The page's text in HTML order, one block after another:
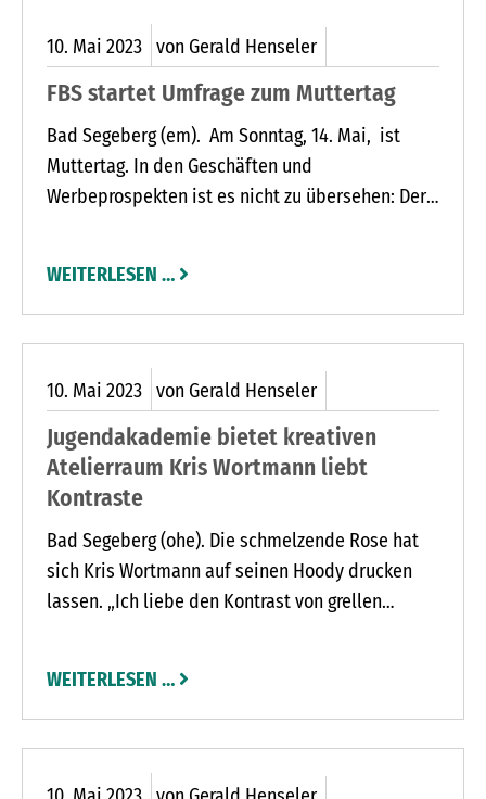
10. Mai 2023 von Gerald Henseler
FBS startet Umfrage zum Muttertag
Bad Segeberg (em). Am Sonntag, 14. Mai, ist
Muttertag. In den Geschäften und
Werbeprospekten ist es nicht zu übersehen: Der
WEITERLESEN …
10. Mai 2023 von Gerald Henseler
Jugendakademie bietet kreativen
Atelierraum Kris Wortmann liebt
Kontraste
Bad Segeberg (ohe). Die schmelzende Rose hat
sich Kris Wortmann auf seinen Hoody drucken
lassen. „Ich liebe den Kontrast von grellen
zeichnet seit seiner Kindheit. Er begann mit
Bleistiftzeichnungen. Etwa vor einem Jahr hat er
die Acrylmalerei entdeckt. Pflanzen gehören zu
seinen Lieblingsmotiven. Aber auch Architektur
WEITERLESEN …